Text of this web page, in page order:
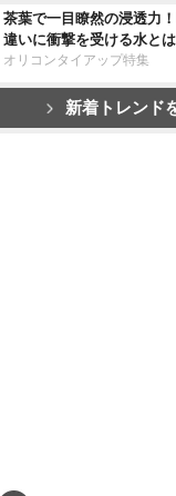
茶葉で一目瞭然の浸透力
違いに衝撃を受ける水とは
オリコンタイアップ特集
新着トレンド